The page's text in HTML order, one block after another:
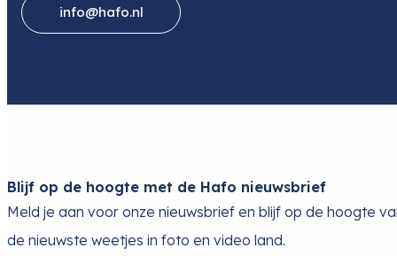
info@hafo.nl
Blijf op de hoogte met de Hafo nieuwsbrief
Meld je aan voor onze nieuwsbrief en blijf op de hoogte
de nieuwste weetjes in foto en video land.